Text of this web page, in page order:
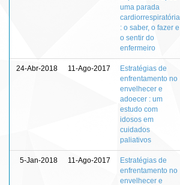
uma parada
cardiorrespiratória
: o saber, o fazer e
o sentir do
enfermeiro
24-Abr-2018 11-Ago-2017
Estratégias de
enfrentamento no
envelhecer e
adoecer : um
estudo com
idosos em
cuidados
paliativos
5-Jan-2018 11-Ago-2017
Estratégias de
enfrentamento no
envelhecer e